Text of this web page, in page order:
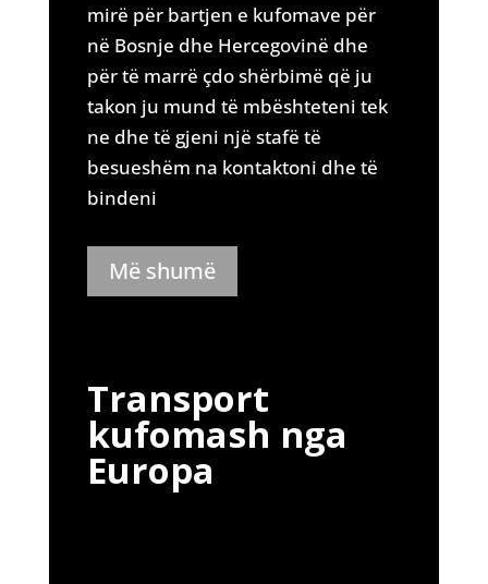
mirë për bartjen e kufomave për
në Bosnje dhe Hercegovinë dhe
për të marrë çdo shërbimë që ju
takon ju mund të mbështeteni tek
ne dhe të gjeni një stafë të
besueshëm na kontaktoni dhe të
bindeni
Më shumë
Transport
kufomash nga
Europa